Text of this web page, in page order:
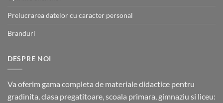
Prelucrarea datelor cu caracter personal
Branduri
DESPRE NOI
Va oferim gama completa de materiale didactice pentru
gradinita, clasa pregatitoare, scoala primara, gimnaziu si liceu: